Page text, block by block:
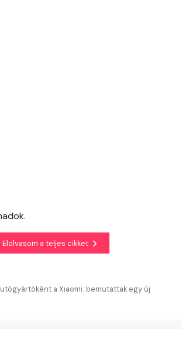
Elolvasom a teljes cikket
a Xiaomi: bemutattak egy új